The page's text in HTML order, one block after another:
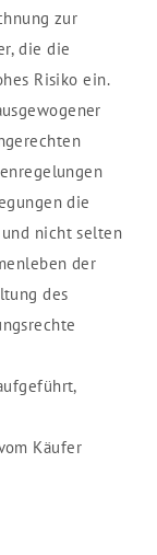
zur
die die
Risiko ein.
die
und nicht selten
der
des
Käufer